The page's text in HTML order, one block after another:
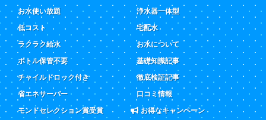
お水使い放題
低コスト
ラクラク給水
ボトル保管不要
チャイルドロック付き
省エネサーバー
モンドセレクション賞受賞
浄水器一体型
宅配水
お水について
基礎知識記事
徹底検証記事
口コミ情報
お得なキャンペーン